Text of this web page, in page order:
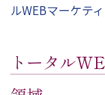
ルWEBマーケテ
トータル